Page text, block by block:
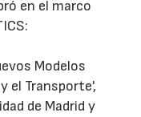
en el marco
Modelos
el Transporte',
de Madrid y